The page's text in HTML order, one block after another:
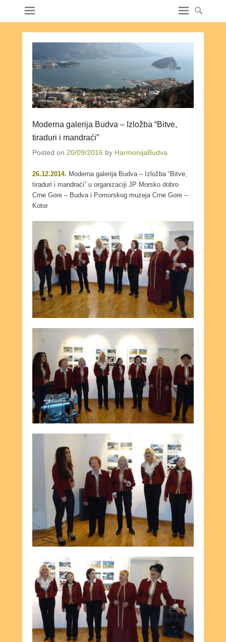
Moderna galerija Budva – Izložba “Bitve,
tiraduri i mandraći”
Posted on 20/09/2016 by HarmonijaBudva
26.12.2014. Moderna galerija Budva – Izložba “Bitve,
tiraduri i mandraći” u organizaciji JP Morsko dobro
Crne Gore – Budva i Pomorskog muzeja Crne Gore –
Kotor